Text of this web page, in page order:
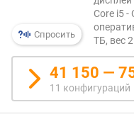
с
.
в
р
е
м
Спросить
Core i5 -
ТБ, вес
41 150 —
11 конфигураций